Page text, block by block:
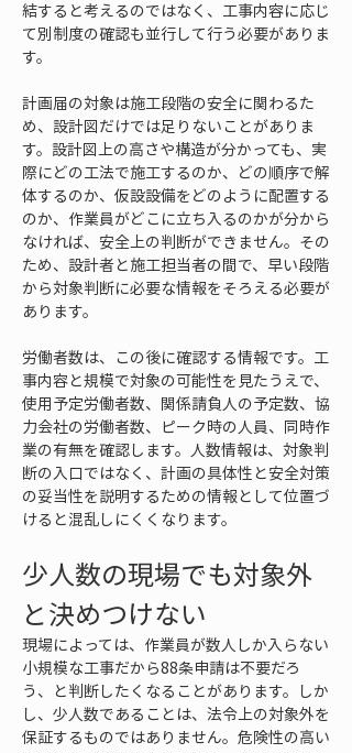
結すると考えるのではなく、工事内容に応じ
て別制度の確認も並行して行う必要がありま
す。
計画届の対象は施工段階の安全に関わるた
め、設計図だけでは足りないことがありま
す。設計図上の高さや構造が分かっても、実
際にどの工法で施工するのか、どの順序で解
体するのか、仮設設備をどのように配置する
のか、作業員がどこに立ち入るのかが分から
なければ、安全上の判断ができません。その
ため、設計者と施工担当者の間で、早い段階
から対象判断に必要な情報をそろえる必要が
あります。
労働者数は、この後に確認する情報です。工
事内容と規模で対象の可能性を見たうえで、
使用予定労働者数、関係請負人の予定数、協
力会社の労働者数、ピーク時の人員、同時作
業の有無を確認します。人数情報は、対象判
断の入口ではなく、計画の具体性と安全対策
の妥当性を説明するための情報として位置づ
けると混乱しにくくなります。
少人数の現場でも対象外
と決めつけない
現場によっては、作業員が数人しか入らない
小規模な工事だから88条申請は不要だろ
う、と判断したくなることがあります。しか
し、少人数であることは、法令上の対象外を
保証するものではありません。危険性の高い